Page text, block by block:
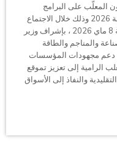
المعلّب على البرامج
الإشهارية والترويجية للمؤسسات بعنوان سنة 2026 وذلك خلال الاجتماع
الخامس والثلاثون للمجلس، المنعقد الجمعة 8 ماي 2026 ، بإشراف وزير
والمناجم والطاقة
دعم مجهودات المؤسسات
الرامية إلى تعزيز تموقع
والنفاذ إلى الأسواق